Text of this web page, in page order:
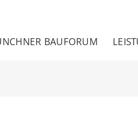
BAUFORUM